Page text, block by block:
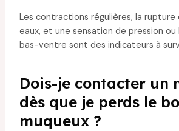
Les contractions régulières, la rupture
eaux, et une sensation de pression ou
bas-ventre sont des indicateurs à
Dois-je contacter un
dès que je perds le
muqueux ?